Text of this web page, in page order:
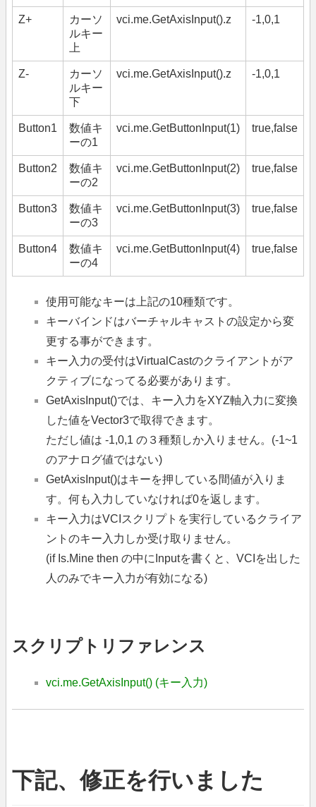
Z+
カーソ
ルキー
上
vci.me.GetAxisInput().z -1,0,1
Z-
カーソ
ルキー
下
vci.me.GetAxisInput().z -1,0,1
Button1
数値キ
ーの1
vci.me.GetButtonInput(1) true,false
Button2
数値キ
ーの2
vci.me.GetButtonInput(2) true,false
Button3
数値キ
ーの3
vci.me.GetButtonInput(3) true,false
Button4
数値キ
ーの4
vci.me.GetButtonInput(4) true,false
使用可能なキーは上記の10種類です。
キーバインドはバーチャルキャストの設定から変
更する事ができます。
キー入力の受付はVirtualCastのクライアントがア
クティブになってる必要があります。
GetAxisInput()では、キー入力をXYZ軸入力に変換
した値をVector3で取得できます。
ただし値は -1,0,1 の３種類しか入りません。(-1~1
のアナログ値ではない)
GetAxisInput()はキーを押している間値が入りま
す。何も入力していなければ0を返します。
キー入力はVCIスクリプトを実行しているクライア
ントのキー入力しか受け取りません。
(if Is.Mine then の中にInputを書くと、VCIを出した
人のみでキー入力が有効になる)
スクリプトリファレンス
vci.me.GetAxisInput() (キー入力)
下記、修正を行いました